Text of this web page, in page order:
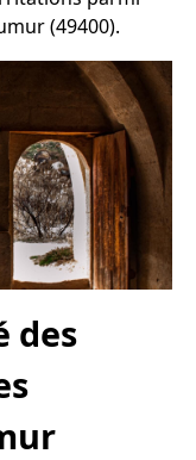
(49400).
des